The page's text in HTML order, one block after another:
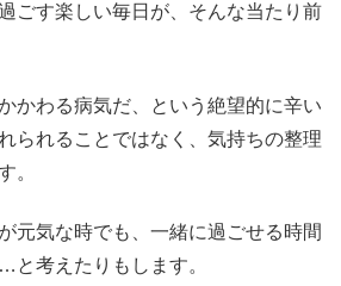
ごす楽しい毎日が、そんな当たり前
かわる病気だ、という絶望的に辛い
られることではなく、気持ちの整理
。
元気な時でも、一緒に過ごせる時間
と考えたりもします。